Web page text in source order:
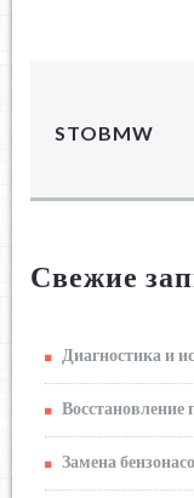
STOBMW
Свежие
Диагностика и
Восстановление
Замена